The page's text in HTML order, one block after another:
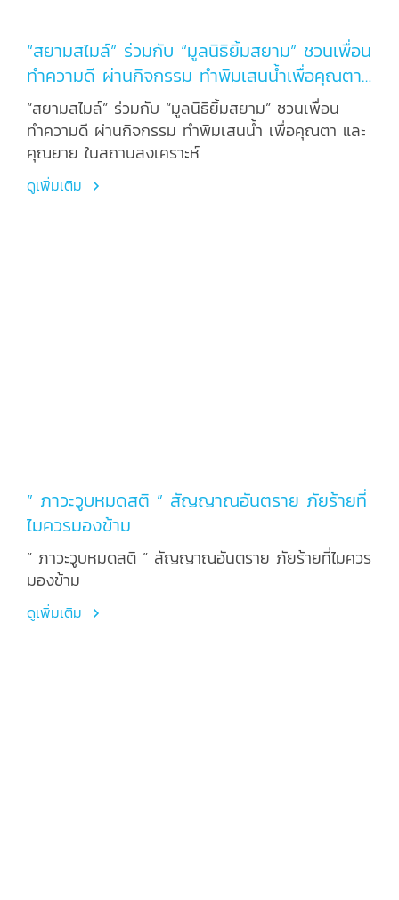
“สยามสไมล์” ร่วมกับ “มูลนิธิยิ้มสยาม” ชวนเพื่อน
ทำความดี ผ่านกิจกรรม ทำพิมเสนน้ำเพื่อคุณตา
และคุณยาย ในสถานสงเคราะห์
“สยามสไมล์” ร่วมกับ “มูลนิธิยิ้มสยาม” ชวนเพื่อน
ทำความดี ผ่านกิจกรรม ทำพิมเสนน้ำ เพื่อคุณตา และ
คุณยาย ในสถานสงเคราะห์
ดูเพิ่มเติม
” ภาวะวูบหมดสติ ” สัญญาณอันตราย ภัยร้ายที่
ไมควรมองข้าม
” ภาวะวูบหมดสติ ” สัญญาณอันตราย ภัยร้ายที่ไมควร
มองข้าม
ดูเพิ่มเติม